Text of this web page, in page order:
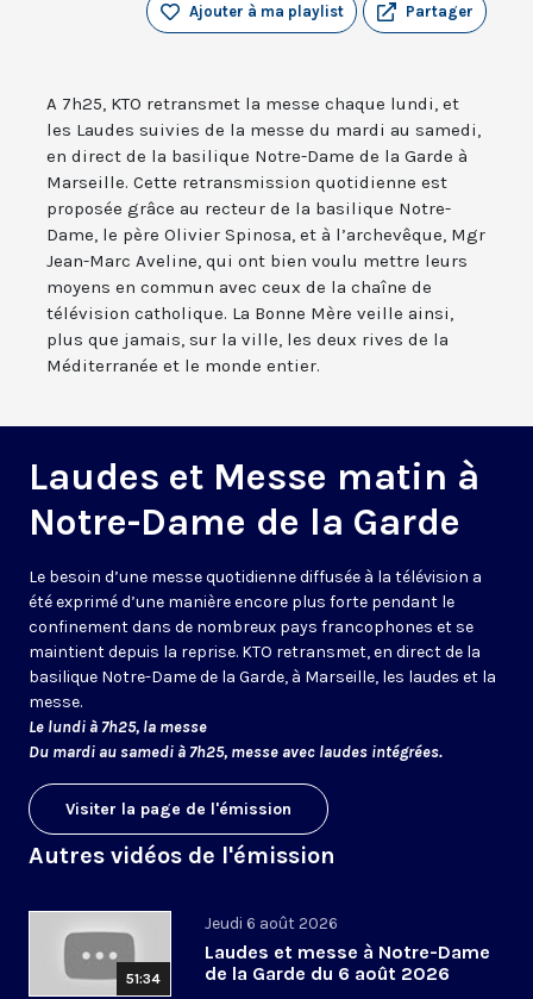
Partager
Ajouter à ma playlist
A 7h25, KTO retransmet la messe chaque lundi, et
les Laudes suivies de la messe du mardi au samedi,
en direct de la basilique Notre-Dame de la Garde à
Marseille. Cette retransmission quotidienne est
proposée grâce au recteur de la basilique Notre-
Dame, le père Olivier Spinosa, et à l’archevêque, Mgr
Jean-Marc Aveline, qui ont bien voulu mettre leurs
moyens en commun avec ceux de la chaîne de
télévision catholique. La Bonne Mère veille ainsi,
plus que jamais, sur la ville, les deux rives de la
Méditerranée et le monde entier.
Laudes et Messe matin à
Notre-Dame de la Garde
Le besoin d’une messe quotidienne diffusée à la télévision a
été exprimé d’une manière encore plus forte pendant le
confinement dans de nombreux pays francophones et se
maintient depuis la reprise. KTO retransmet, en direct de la
basilique Notre-Dame de la Garde, à Marseille, les laudes et la
messe.
Le lundi à 7h25, la messe
Du mardi au samedi à 7h25, messe avec laudes intégrées.
Visiter la page de l'émission
Autres vidéos de l'émission
51:34
Jeudi 6 août 2026
Laudes et messe à Notre-Dame
de la Garde du 6 août 2026